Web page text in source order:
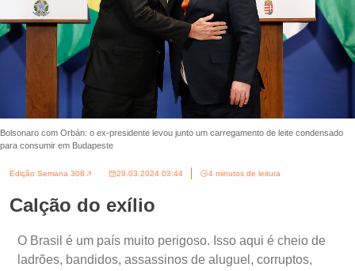
Bolsonaro com Orbán: o ex-presidente levou junto um carregamento de leite condensado
para consumir em Budapeste
Edição Semana 308 29.03.2024 03:44 4 minutos de leitura
Calção do exílio
O Brasil é um país muito perigoso. Isso aqui é cheio de
ladrões, bandidos, assassinos de aluguel, corruptos,